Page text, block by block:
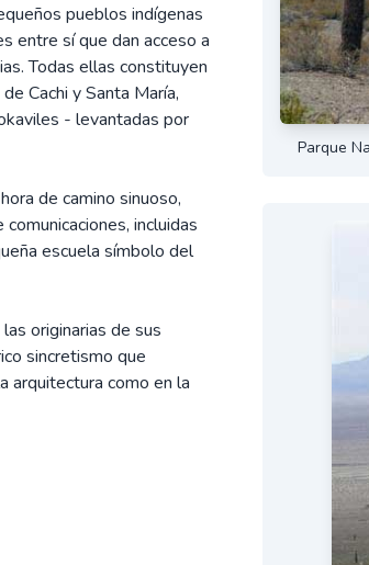
pueblos indígenas
entre sí que dan acceso a
Todas ellas constituyen
Cachi y Santa María,
- levantadas por
de camino sinuoso,
incluidas
escuela símbolo del
originarias de sus
sincretismo que
arquitectura como en la
Parque